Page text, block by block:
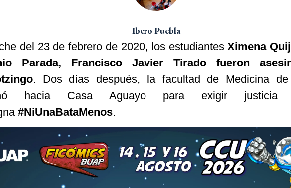
Ibero Puebla
del 23 de febrero de 2020, los estudiantesXimena
Parada, Francisco Javier Tirado fueron
. Dos días después, la facultad de Medicina
hacia Casa Aguayo para exigir
#NiUnaBataMenos.